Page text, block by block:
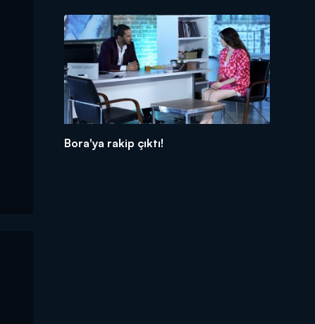
Bora'ya rakip çıktı!